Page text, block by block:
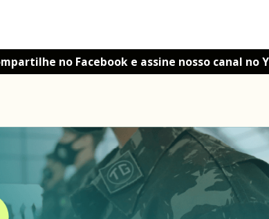
no Facebook e assine nosso canal no